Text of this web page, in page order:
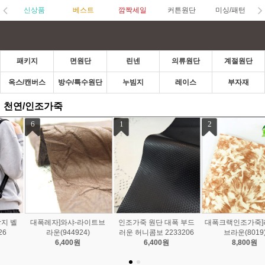
신상품 베스트 깜짝세일 커튼원단 미싱/패턴
패키지 면원단 린넨 의류원단 계절원단
옥스/캔버스 방수/특수원단 누빔지 레이스 부자재
천연/인조가죽
1
인조가죽 원단 대폭 부드
러운 허니콤보 2233206
6,400원
2
대폭크랙인조가죽]라이트
브라운(8019)
8,800원
1/2마PU인조가죽]에코소
프트-20color(4446)
4,800원